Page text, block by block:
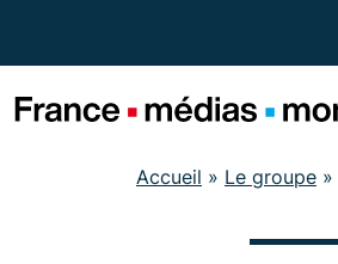
Accueil » Le groupe »